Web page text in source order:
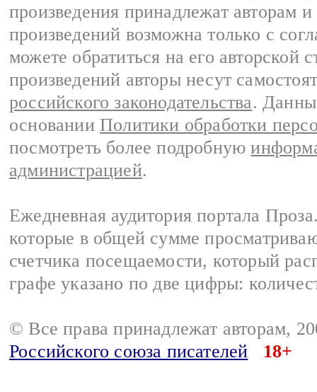
произведения принадлежат авторам
произведений возможна только с
можете обратиться на его авторской
произведений авторы несут
российского законодательства.
основании Политики обработки
посмотреть более подробную
администрацией.
Ежедневная аудитория портала
которые в общей сумме
счетчика посещаемости, который
графе указано по две цифры:
© Все права принадлежат авторам,
Российского союза писателей
18+